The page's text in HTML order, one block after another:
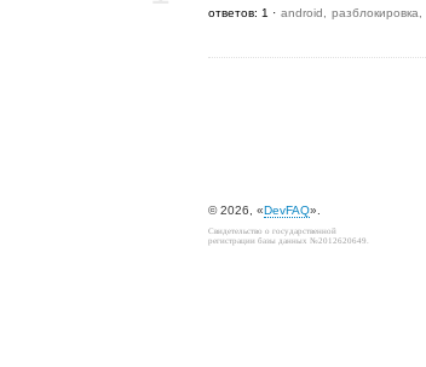
ответов: 1 android разблокировка
© 2026, «DevFAQ».
Свидетельство о государственной
регистрации базы данных №2012620649.